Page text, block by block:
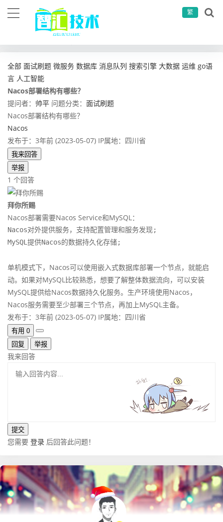
繁
全部 面试刷题 微服务 数据库 消息队列 搜索引擎 大数据 运维 go语
言 人工智能
Nacos部署结构有哪些？
提问者： 帅平 问题分类： 面试刷题
Nacos部署结构有哪些？
Nacos
发布于：3年前 (2023-05-07) IP属地：四川省
我来回答
举报
1 个回答
拜你所赐
Nacos部署需要Nacos Service和MySQL：
Nacos对外提供服务，支持配置管理和服务发现;
MySQL提供Nacos的数据持久化存储;
单机模式下，Nacos可以使用嵌入式数据库部署一个节点，就能启
动。如果对MySQL比较熟悉，想要了解整体数据流向，可以安装
MySQL提供给Nacos数据持久化服务。生产环境使用Nacos，
Nacos服务需要至少部署三个节点，再加上MySQL主备。
发布于：3年前 (2023-05-07) IP属地：四川省
有用 0
回复
举报
我来回答
您需要 登录 后回答此问题！